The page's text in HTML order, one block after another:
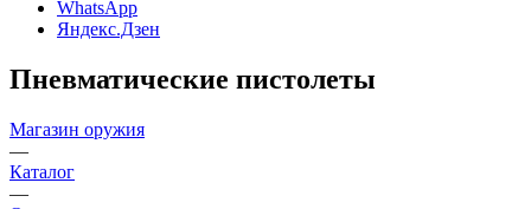
WhatsApp
Яндекс.Дзен
Пневматические пистолеты
Магазин оружия
—
Каталог
—